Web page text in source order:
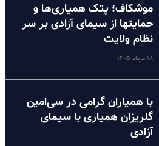
موشکاف؛ پتک همیاری‌ها و
حمایتها از سیمای آزادی بر سر
نظام ولایت
۱۸ مرداد ۱۴۰۵
با همیاران گرامی در سی‌امین
گلریزان همیاری با سیمای
آزادی